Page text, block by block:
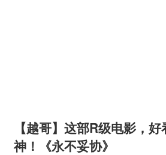
【越哥】这部R级电影，
神！《永不妥协》